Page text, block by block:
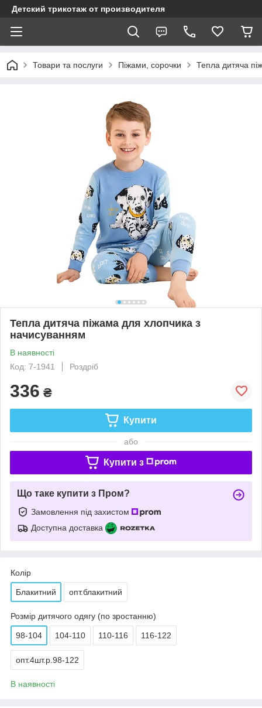
Детский трикотаж от производителя
Товари та послуги Піжами, сорочки Тепла дитяча
Тепла дитяча піжама для хлопчика з
начисуванням
В наявності
Код: 7-1941
Роздріб
336 ₴
Купити
або
Купити з
Що таке купити з Пром?
Замовлення під захистом
Доступна доставка
Колір
Блакитний опт.блакитний
Розмір дитячого одягу (по зростанню)
98-104 104-110 110-116 116-122
опт.4шт.р.98-122
В наявності